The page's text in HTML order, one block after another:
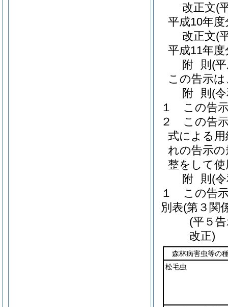
改正文(
平成10年
改正文(
平成11年
附 則 (
この告示
附 則 (
１
この告
２
この告
式による
れの告示
整をして
附 則 (
１
この告
別表(第３関
(平５
改正)
森林病害虫等の
松毛虫